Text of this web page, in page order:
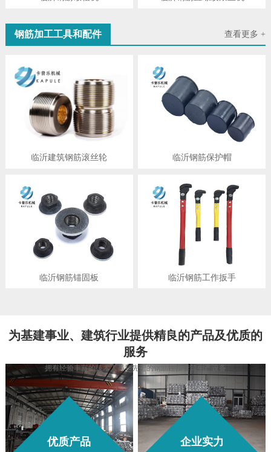
查看更多 +
钢筋加工工具和配件
临沂建筑钢筋滚丝轮 临沂钢筋保护帽
临沂钢筋锚固板 临沂钢筋工作扳手
为基建事业、建筑行业提供精良的产品及优质的
服务
拥有经验丰富的技术人员和先进的钢筋连接套筒生产设备
优质产品 企业实力